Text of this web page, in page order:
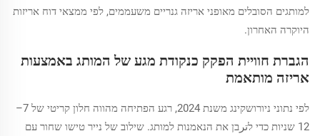
למותגים הסובלים מאופני אריזה גנריים משעממים, לפי ממצאי דוח אריזות
היוקרה האחרון.
הגברת חוויית הפקק כנקודת מגע של המותג באמצעות
אריזה מותאמת
לפי נתוני ניורושקינג משנת 2024, רגע הפתיחה מהווה חלון קריטי של 7–
12 שניות כדי לترבן את הנאמנות למותג. שילוב של נייר טישו שחור עם